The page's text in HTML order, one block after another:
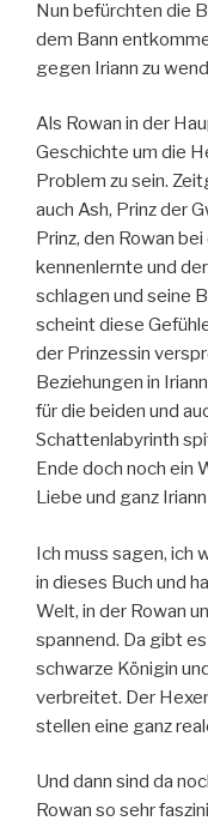
Nun befürchten die
dem Bann
gegen Iriann zu
Als Rowan in der
Geschichte um die
Problem zu sein.
auch Ash, Prinz der
Prinz, den Rowan
kennenlernte und
schlagen und seine
scheint diese
der Prinzessin
Beziehungen in
für die beiden und
Schattenlabyrinth
Ende doch noch ein
Liebe und ganz
Ich muss sagen, ich
in dieses Buch und
Welt, in der Rowan
spannend. Da gibt
schwarze Königin
verbreitet. Der
stellen eine ganz
Und dann sind da
Rowan so sehr